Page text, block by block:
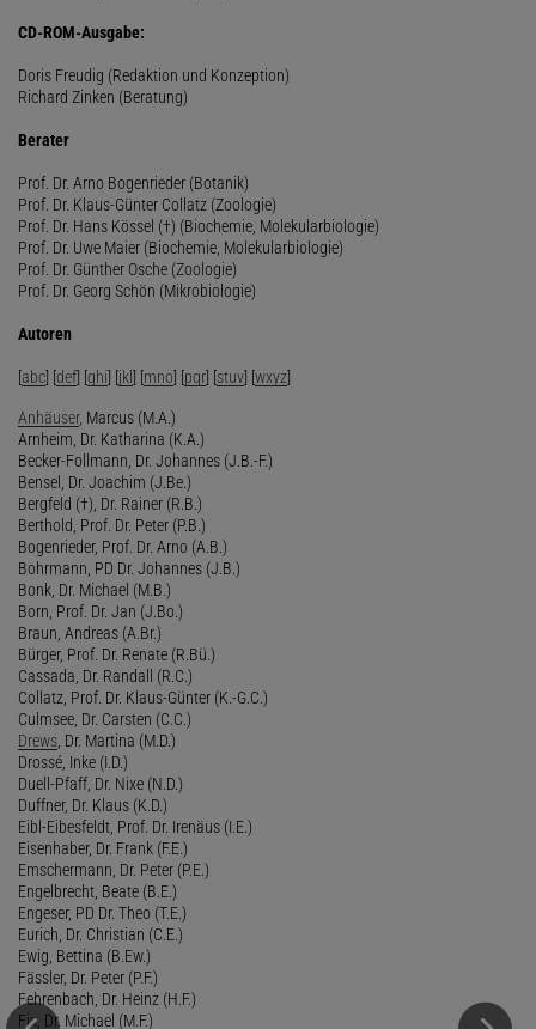
CD-ROM-Ausgabe:
Doris Freudig (Redaktion und Konzeption)
Richard Zinken (Beratung)
Berater
Prof. Dr. Arno Bogenrieder (Botanik)
Prof. Dr. Klaus-Günter Collatz (Zoologie)
Prof. Dr. Hans Kössel (†) (Biochemie, Molekularbiologie)
Prof. Dr. Uwe Maier (Biochemie, Molekularbiologie)
Prof. Dr. Günther Osche (Zoologie)
Prof. Dr. Georg Schön (Mikrobiologie)
Autoren
[abc] [def] [ghi] [jkl] [mno] [pqr] [stuv] [wxyz]
Anhäuser, Marcus (M.A.)
Arnheim, Dr. Katharina (K.A.)
Becker-Follmann, Dr. Johannes (J.B.-F.)
Bensel, Dr. Joachim (J.Be.)
Bergfeld (†), Dr. Rainer (R.B.)
Berthold, Prof. Dr. Peter (P.B.)
Bogenrieder, Prof. Dr. Arno (A.B.)
Bohrmann, PD Dr. Johannes (J.B.)
Bonk, Dr. Michael (M.B.)
Born, Prof. Dr. Jan (J.Bo.)
Braun, Andreas (A.Br.)
Bürger, Prof. Dr. Renate (R.Bü.)
Cassada, Dr. Randall (R.C.)
Collatz, Prof. Dr. Klaus-Günter (K.-G.C.)
Culmsee, Dr. Carsten (C.C.)
Drews , Dr. Martina (M.D.)
Drossé, Inke (I.D.)
Duell-Pfaff, Dr. Nixe (N.D.)
Duffner, Dr. Klaus (K.D.)
Eibl-Eibesfeldt, Prof. Dr. Irenäus (I.E.)
Eisenhaber, Dr. Frank (F.E.)
Emschermann, Dr. Peter (P.E.)
Engelbrecht, Beate (B.E.)
Engeser, PD Dr. Theo (T.E.)
Eurich, Dr. Christian (C.E.)
Ewig, Bettina (B.Ew.)
Fässler, Dr. Peter (P.F.)
Fehrenbach, Dr. Heinz (H.F.)
Fix, Dr. Michael (M.F.)